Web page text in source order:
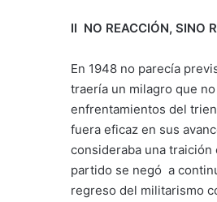
II NO REACCIÓN, SINO
En 1948 no parecía
traería un milagro que
enfrentamientos del
fuera eficaz en sus
consideraba una traición
partido se negó a
regreso del militarismo